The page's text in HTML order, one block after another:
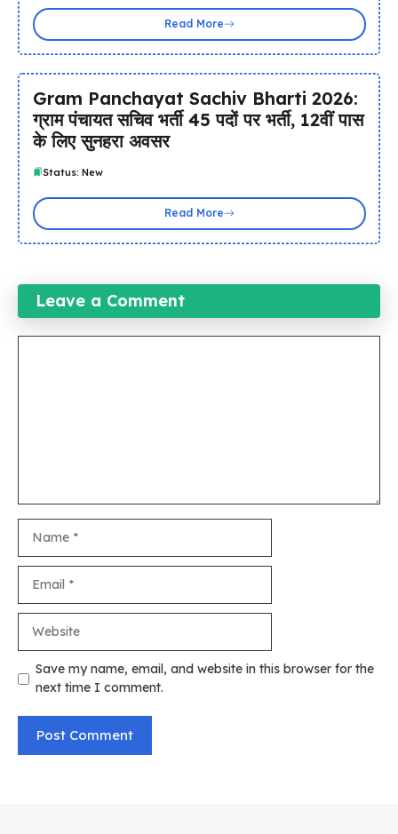
Read More
Gram Panchayat Sachiv Bharti 2026:
ग्राम पंचायत सचिव भर्ती 45 पदों पर भर्ती, 12वीं पास
के लिए सुनहरा अवसर
Status: New
Read More
Leave a Comment
Save my name, email, and website in this browser for the
next time I comment.